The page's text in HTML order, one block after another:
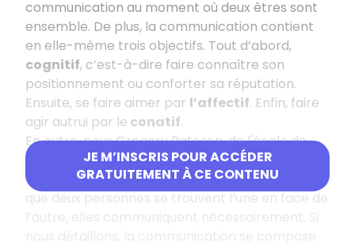
JE M’INSCRIS POUR ACCÉDER
GRATUITEMENT À CE CONTENU
communication au moment où deux êtres sont
ensemble. De plus, la communication contient
en elle-même trois objectifs. Tout d’abord,
cognitif, c’est-à-dire faire connaître son
positionnement ou conforter sa réputation.
Ensuite, se faire aimer par l’affectif. Enfin, faire
agir autrui par le conatif.
En outre, pour Gregory Bateson, de l'école de
Palo Alto, la communication peut avoir son
contraire : la non-communication. En effet, dès
que deux personnes se trouvent l’une en face de
l’autre, elles communiquent nécessairement. Si